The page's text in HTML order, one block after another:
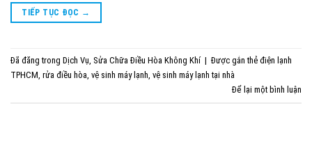
TIẾP TỤC ĐỌC →
Đã đăng trong Dịch Vụ, Sửa Chữa Điều Hòa Không Khí | Được gắn thẻ điện lạnh
TPHCM, rửa điều hòa, vệ sinh máy lạnh, vệ sinh máy lạnh tại nhà
Để lại một bình luận